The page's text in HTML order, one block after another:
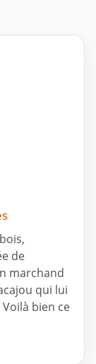
de
marchand
qui lui
bien ce